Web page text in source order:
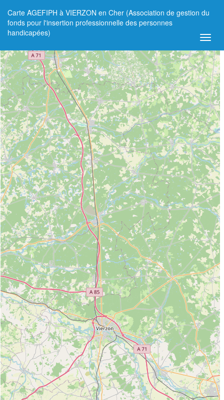
Carte AGEFIPH à VIERZON en Cher (Association de gestion du
fonds pour l'insertion professionnelle des personnes
handicapées)
+
−